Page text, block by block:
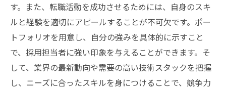
す。また、転職活動を成功させるためには、自身のスキ
ルと経験を適切にアピールすることが不可欠です。ポー
トフォリオを用意し、自分の強みを具体的に示すこと
で、採用担当者に強い印象を与えることができます。そ
して、業界の最新動向や需要の高い技術スタックを把握
し、ニーズに合ったスキルを身につけることで、競争力